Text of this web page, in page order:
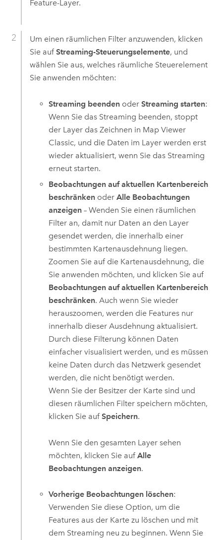
Feature-Layer.
Um einen räumlichen Filter anzuwenden, klicken
Sie auf Streaming-Steuerungselemente, und
wählen Sie aus, welches räumliche Steuerelement
Sie anwenden möchten:
Streaming beenden oderStreaming starten:
Wenn Sie das Streaming beenden, stoppt
der Layer das Zeichnen in Map Viewer
Classic, und die Daten im Layer werden erst
wieder aktualisiert, wenn Sie das Streaming
erneut starten.
Beobachtungen auf aktuellen Kartenbereich
beschränken oderAlle Beobachtungen
anzeigen – Wenden Sie einen räumlichen
Filter an, damit nur Daten an den Layer
gesendet werden, die innerhalb einer
bestimmten Kartenausdehnung liegen.
Zoomen Sie auf die Kartenausdehnung, die
Sie anwenden möchten, und klicken Sie auf
Beobachtungen auf aktuellen Kartenbereich
beschränken. Auch wenn Sie wieder
herauszoomen, werden die Features nur
innerhalb dieser Ausdehnung aktualisiert.
Durch diese Filterung können Daten
einfacher visualisiert werden, und es müssen
keine Daten durch das Netzwerk gesendet
werden, die nicht benötigt werden.
Wenn Sie der Besitzer der Karte sind und
diesen räumlichen Filter speichern möchten,
klicken Sie aufSpeichern.
Wenn Sie den gesamten Layer sehen
möchten, klicken Sie aufAlle
Beobachtungen anzeigen.
Vorherige Beobachtungen löschen:
Verwenden Sie diese Option, um die
Features aus der Karte zu löschen und mit
dem Streaming neu zu beginnen. Wenn Sie